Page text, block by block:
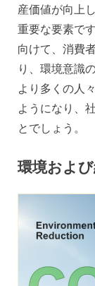
産価値が向上
重要な要素で
向けて、消費
り、環境意識
より多くの人
ようになり、
とでしょう。
環境およ